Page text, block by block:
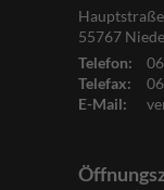
55767
Telefon:
Telefax:
E-Mail: